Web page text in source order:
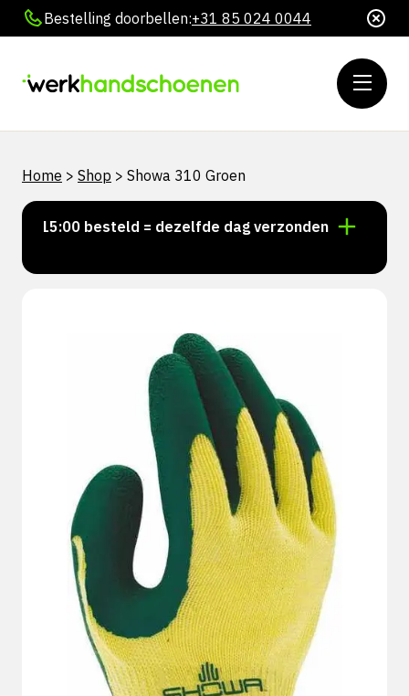
Bestelling doorbellen:+31 85 024 0044
Home > Shop > Showa 310 Groen
15:00 besteld = dezelfde dag verzonden